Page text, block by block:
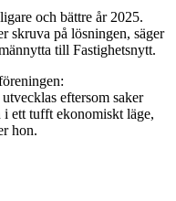
och bättre år 2025.
skruva på lösningen, säger
till Fastighetsnytt.
eftersom saker
i ett tufft ekonomiskt läge,
hon.